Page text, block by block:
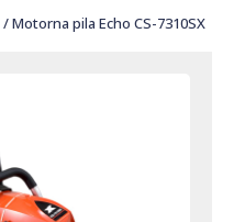
/ Motorna pila Echo CS-7310SX